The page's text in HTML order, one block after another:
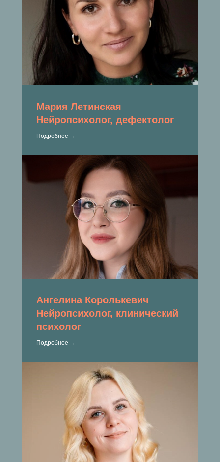
Мария Летинская
Нейропсихолог, дефектолог
Подробнее →
Ангелина Королькевич
Нейропсихолог, клинический
психолог
Подробнее →